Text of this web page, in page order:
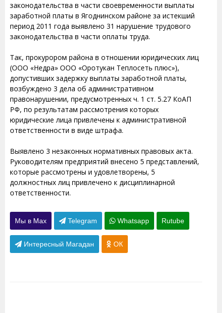
законодательства в части своевременности выплаты
заработной платы в Ягоднинском районе за истекший
период 2011 года выявлено 31 нарушение трудового
законодательства в части оплаты труда.
Так, прокурором района в отношении юридических лиц
(ООО «Недра» ООО «Оротукан Теплосеть плюс»),
допустивших задержку выплаты заработной платы,
возбуждено 3 дела об административном
правонарушении, предусмотренных ч. 1 ст. 5.27 КоАП
РФ, по результатам рассмотрения которых
юридические лица привлечены к административной
ответственности в виде штрафа.
Выявлено 3 незаконных нормативных правовых акта.
Руководителям предприятий внесено 5 представлений,
которые рассмотрены и удовлетворены, 5
должностных лиц привлечено к дисциплинарной
ответственности.
Мы в Max Telegram Whatsapp Rutube
Интересный Магадан ОК